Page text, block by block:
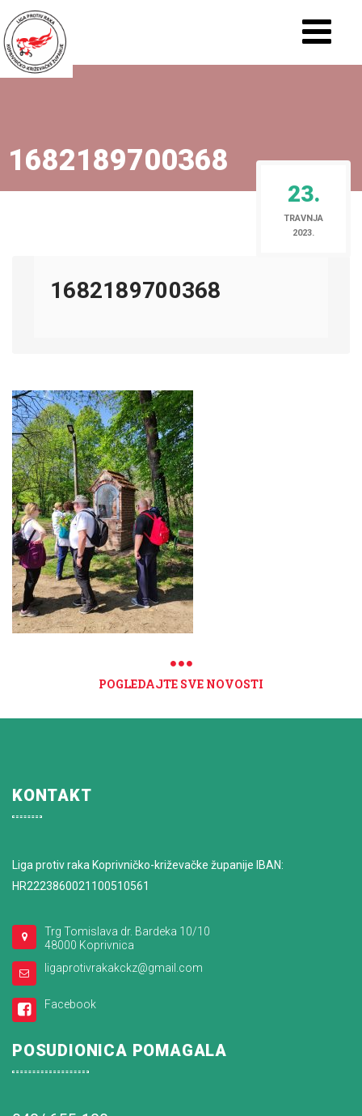
1682189700368
23.
TRAVNJA
2023.
1682189700368
POGLEDAJTE SVE NOVOSTI
KONTAKT
Liga protiv raka Koprivničko-križevačke županije IBAN:
HR2223860021100510561
Trg Tomislava dr. Bardeka 10/10
48000 Koprivnica
ligaprotivrakakckz@gmail.com
Facebook
POSUDIONICA POMAGALA